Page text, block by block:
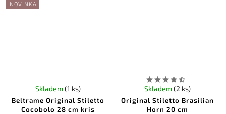
NOVINKA
Beltrame Original Stiletto
Cocobolo 28 cm kris
Skladem(1 ks)
Original Stiletto Brasilian
Horn 20 cm
Skladem(2 ks)